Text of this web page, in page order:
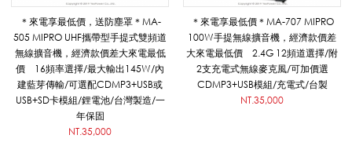
無
線
＊來電享最低價，送防塵罩＊MA-
505 MIPRO UHF攜帶型手提式雙頻道
無線擴音機，經濟款價差大來電最低
價 16頻率選擇/最大輸出145W/內
建藍芽傳輸/可選配CDMP3+USB或
USB+SD卡模組/鋰電池/台灣製造/一
年保固
NT.35,000
＊來電享最低價＊MA-707 MIPRO
100W手提無線擴音機，經濟款價差
大來電最低價 2.4G 12頻道選擇/附
2支充電式無線麥克風/可加價選
CDMP3+USB模組/充電式/台製
NT.35,000